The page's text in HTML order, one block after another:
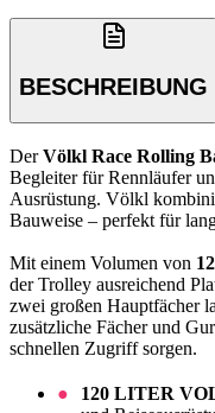
BESCHREIBUNG
DerVölkl Race Rolling
Begleiter für Rennläufer
Ausrüstung. Völkl
Bauweise – perfekt für
Mit einem Volumen von
der Trolley ausreichend
zwei großen Hauptfächer
zusätzliche Fächer und
schnellen Zugriff sorgen.
120 LITER